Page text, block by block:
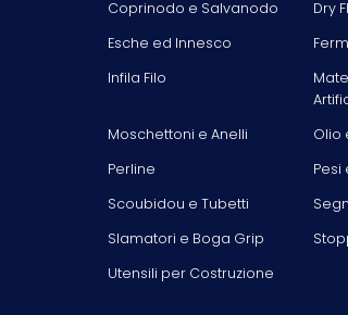
Coprinodo e Salvanodo
Dry
Esche ed Innesco
Infila Filo
Moschettoni e Anelli
Olio
Perline
Pesi
Scoubidou e Tubetti
Slamatori e Boga Grip
Utensili per Costruzione